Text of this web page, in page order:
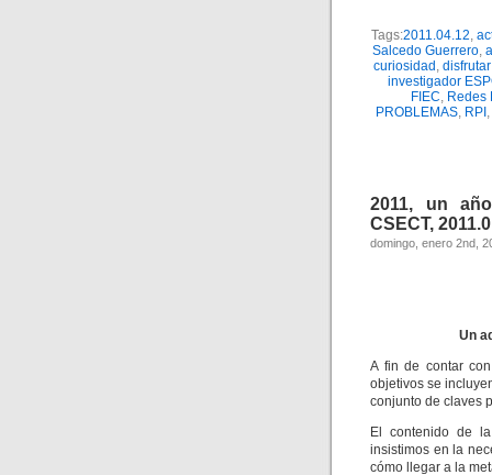
Tags:2011.04.12,
Salcedo Guerrero,
curiosidad ,
investigador
FIEC, Redes
PROBLEMAS, RPI ,
2011, un
CSECT,
domingo, enero 2nd,
Un
A fin de contar
objetivos se
conjunto de claves
El contenido de
insistimos en la
cómo llegar a la